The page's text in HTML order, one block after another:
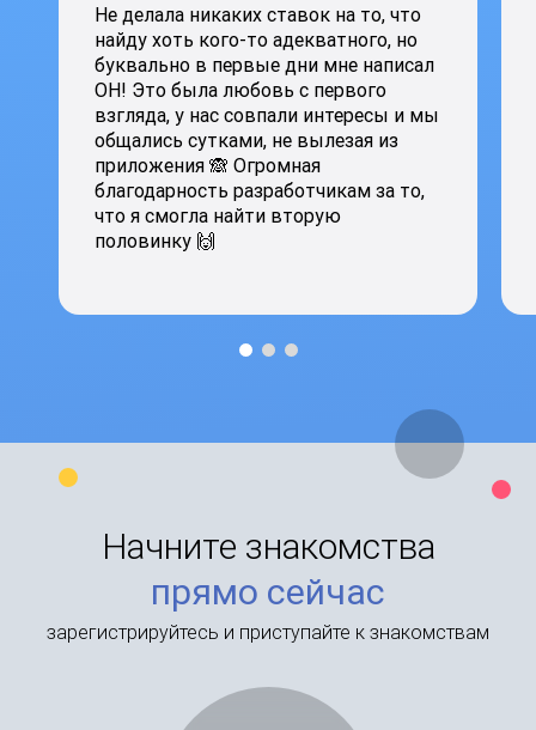
Не делала никаких ставок на то, что
найду хоть кого-то адекватного, но
буквально в первые дни мне написал
ОН! Это была любовь с первого
взгляда, у нас совпали интересы и мы
общались сутками, не вылезая из
приложения 🙈 Огромная
благодарность разработчикам за то,
что я смогла найти вторую
половинку 🙌
Начните знакомства
прямо сейчас
зарегистрируйтесь и приступайте к знакомствам